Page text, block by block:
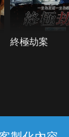
終極劫案